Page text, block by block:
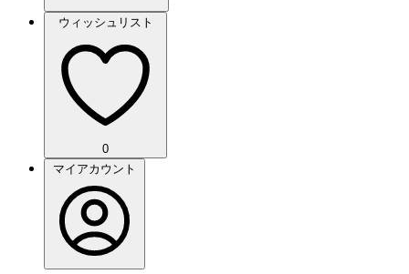
ウィッシュリスト
0
マイアカウント